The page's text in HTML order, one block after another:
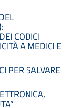
CODICI
A MEDICI E
PER SALVARE